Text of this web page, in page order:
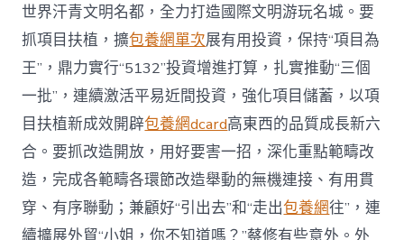
世界汗青文明名都，全力打造國際文明游玩名城。要
抓項目扶植，擴包養網單次展有用投資，保持“項目為
王”，鼎力實行“5132”投資增進打算，扎實推動“三個
一批”，連續激活平易近間投資，強化項目儲蓄，以項
目扶植新成效開辟包養網dcard高東西的品質成長新六
合。要抓改造開放，用好要害一招，深化重點範疇改
造，完成各範疇各環節改造舉動的無機連接、有用貫
穿、有序聯動；兼顧好“引出去”和“走出包養網往”，連
續擴展外貿“小姐，你不知道嗎？”蔡修有些意外。外